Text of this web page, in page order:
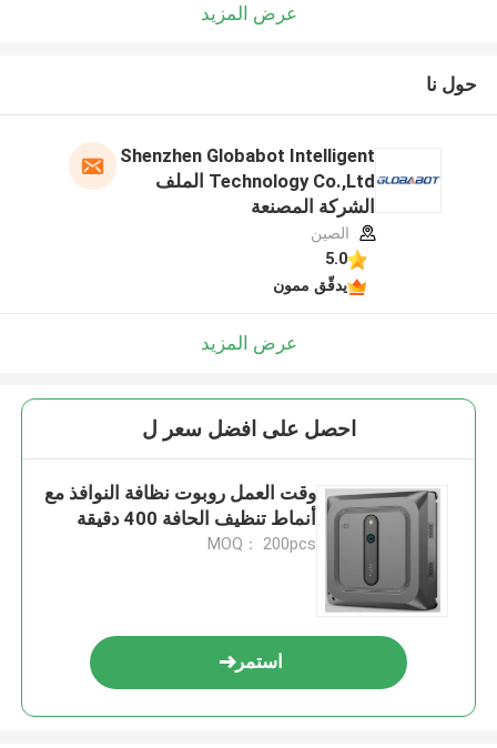
عرض المزيد
حول نا
Shenzhen Globabot Intelligent
Technology Co.,Ltd الملف
الشركة المصنعة
الصين
5.0
يدقّق ممون
عرض المزيد
احصل على افضل سعر ل
وقت العمل روبوت نظافة النوافذ مع
أنماط تنظيف الحافة 400 دقيقة
MOQ： 200pcs
استمر